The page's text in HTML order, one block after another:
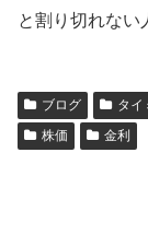
と割り切れない
ブログ タイ
株価
金利